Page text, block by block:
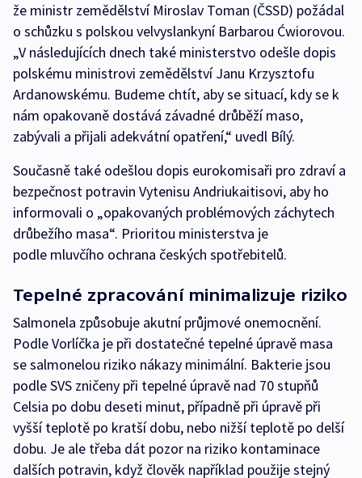
že ministr zemědělství Miroslav Toman (ČSSD) požádal
o schůzku s polskou velvyslankyní Barbarou Ćwiorovou.
„V následujících dnech také ministerstvo odešle dopis
polskému ministrovi zemědělství Janu Krzysztofu
Ardanowskému. Budeme chtít, aby se situací, kdy se k
nám opakovaně dostává závadné drůběží maso,
zabývali a přijali adekvátní opatření,“ uvedl Bílý.
Současně také odešlou dopis eurokomisaři pro zdraví a
bezpečnost potravin Vytenisu Andriukaitisovi, aby ho
informovali o „opakovaných problémových záchytech
drůbežího masa“. Prioritou ministerstva je
podle mluvčího ochrana českých spotřebitelů.
Tepelné zpracování minimalizuje riziko
Salmonela způsobuje akutní průjmové onemocnění.
Podle Vorlíčka je při dostatečné tepelné úpravě masa
se salmonelou riziko nákazy minimální. Bakterie jsou
podle SVS zničeny při tepelné úpravě nad 70 stupňů
Celsia po dobu deseti minut, případně při úpravě při
vyšší teplotě po kratší dobu, nebo nižší teplotě po delší
dobu. Je ale třeba dát pozor na riziko kontaminace
dalších potravin, když člověk například použije stejný